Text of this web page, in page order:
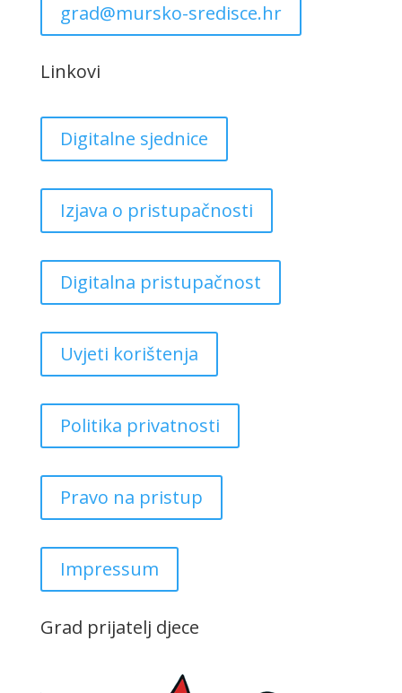
grad@mursko-sredisce.hr
Linkovi
Digitalne sjednice
Izjava o pristupačnosti
Digitalna pristupačnost
Uvjeti korištenja
Politika privatnosti
Pravo na pristup
Impressum
Grad prijatelj djece